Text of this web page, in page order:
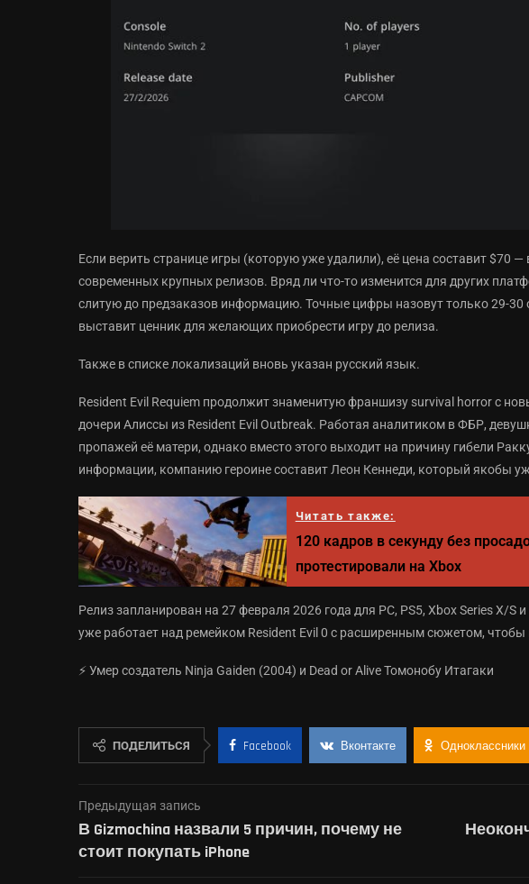
Если верить странице игры (которую уже удалили), её цена составит $70
современных крупных релизов. Вряд ли что-то изменится для других
слитую до предзаказов информацию. Точные цифры назовут только 29-30
выставит ценник для желающих приобрести игру до релиза.
Также в списке локализаций вновь указан русский язык.
Resident Evil Requiem продолжит знаменитую франшизу survival horror с
дочери Алиссы из Resident Evil Outbreak. Работая аналитиком в ФБР,
пропажей её матери, однако вместо этого выходит на причину гибели
информации, компанию героине составит Леон Кеннеди, который якобы
Читать также:
120 кадров в секунду без
протестировали на Xbox
Релиз запланирован на 27 февраля 2026 года для PC, PS5, Xbox Series X/S
уже работает над ремейком Resident Evil 0 с расширенным сюжетом,
⚡️ Умер создатель Ninja Gaiden (2004) и Dead or Alive Томонобу Итагаки
ПОДЕЛИТЬСЯ Facebook Вконтакте Одноклассники
Предыдущая запись
В Gizmochina назвали 5 причин, почему не
стоит покупать iPhone